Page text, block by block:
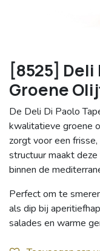
[8525]
Groene
De Deli Di Paolo
kwalitatieve groene
zorgt voor een
structuur maakt
binnen de
Perfect om te
als dip bij
salades en warme